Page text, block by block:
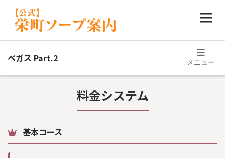
ベガス Part.2 メニュー
イベント
求人
料金システム
基本コース